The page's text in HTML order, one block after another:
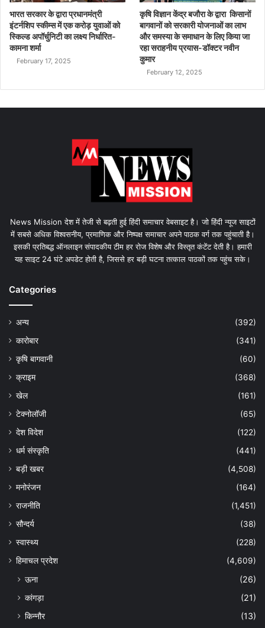
भारत सरकार के द्वारा प्रधानमंत्री
इंटर्नशिप स्कीम्स में एक करोड़ युवाओं को
स्किल्ड अपॉर्चुनिटी का लक्ष्य निर्धारित-
कामना शर्मा
February 17, 2025
कृषि विज्ञान केंद्र बजौरा के द्वारा किसानों
बागवानों को सरकारी योजनाओं का लाभ
और समस्या के समाधान के लिए किया जा
रहा सराहनीय प्रयास-डॉक्टर नवीन
कुमार
February 12, 2025
News Mission देश में तेजी से बढ़ती हुई हिंदी समाचार वेबसाइट है। जो हिंदी न्यूज साइटों
में सबसे अधिक विश्वसनीय, प्रमाणिक और निष्पक्ष समाचार अपने पाठक वर्ग तक पहुंचाती है।
इसकी प्रतिबद्ध ऑनलाइन संपादकीय टीम हर रोज विशेष और विस्तृत कंटेंट देती है। हमारी
यह साइट 24 घंटे अपडेट होती है, जिससे हर बड़ी घटना तत्काल पाठकों तक पहुंच सके।
Categories
अन्य
(392)
कारोबार
(341)
कृषि बागवानी
(60)
क्राइम
(368)
खेल
(161)
टेक्नोलॉजी
(65)
देश विदेश
(122)
धर्म संस्कृति
(441)
बड़ी खबर
(4,508)
मनोरंजन
(164)
राजनीति
(1,451)
सौन्दर्य
(38)
स्वास्थ्य
(228)
हिमाचल प्रदेश
(4,609)
ऊना
(26)
कांगड़ा
(21)
किन्नौर
(13)